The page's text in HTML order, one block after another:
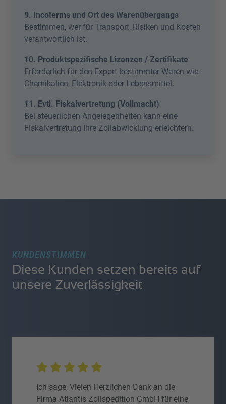
9. Incoterms und Ort des Warenübergangs
Bestimmen, wer für Transport, Risiken und Kosten
verantwortlich ist.
10. Produktspezifische Lizenzen / Zertifikate
Erforderlich für den Export bestimmter Waren wie
Chemikalien, Elektronik oder Lebensmittel.
11. Evtl. Fiskalvertretung (Vollmacht)
Bei steuerlichen Angelegenheiten kann eine
Fiskalvertretung Ihre Zollabwicklung erleichtern.
KUNDENSTIMMEN
Diese Kunden setzen bereits auf
unsere Zuverlässigkeit
Ich sage, Vielen Herzlichen Dank an die
Firma Atlantis Zollspedition GmbH für eine